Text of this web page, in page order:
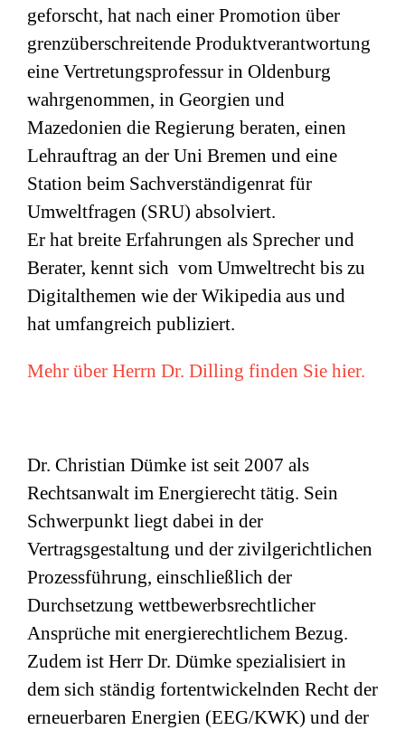
geforscht, hat nach einer Promotion über
grenzüberschreitende Produktverantwortung
eine Vertretungsprofessur in Oldenburg
wahrgenommen, in Georgien und
Mazedonien die Regierung beraten, einen
Lehrauftrag an der Uni Bremen und eine
Station beim Sachverständigenrat für
Umweltfragen (SRU) absolviert.
Er hat breite Erfahrungen als Sprecher und
Berater, kennt sich vom Umweltrecht bis zu
Digitalthemen wie der Wikipedia aus und
hat umfangreich publiziert.
Mehr über Herrn Dr. Dilling finden Sie hier.
Dr. Christian Dümke ist seit 2007 als
Rechtsanwalt im Energierecht tätig. Sein
Schwerpunkt liegt dabei in der
Vertragsgestaltung und der zivilgerichtlichen
Prozessführung, einschließlich der
Durchsetzung wettbewerbsrechtlicher
Ansprüche mit energierechtlichem Bezug.
Zudem ist Herr Dr. Dümke spezialisiert in
dem sich ständig fortentwickelnden Recht der
erneuerbaren Energien (EEG/KWK) und der